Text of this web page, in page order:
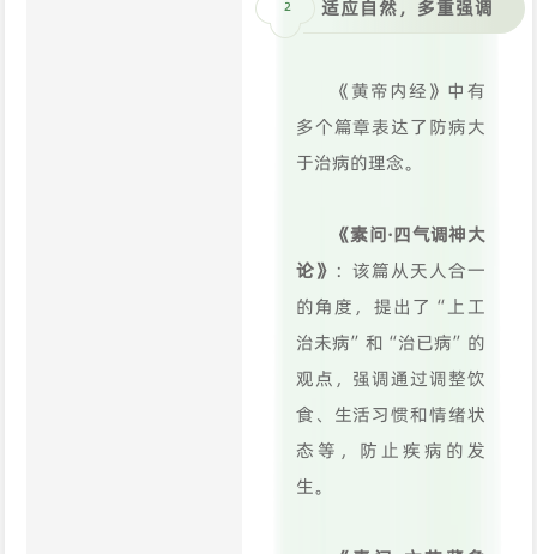
2 适应自然，多重强调
《黄帝内经》中有
多个篇章表达了防病大
于治病的理念。
《素问·四气调神大
论》 ：该篇从天人合一
的角度，提出了“上工
治未病”和“治已病”的
观点，强调通过调整饮
食、生活习惯和情绪状
态等，防止疾病的发
生。